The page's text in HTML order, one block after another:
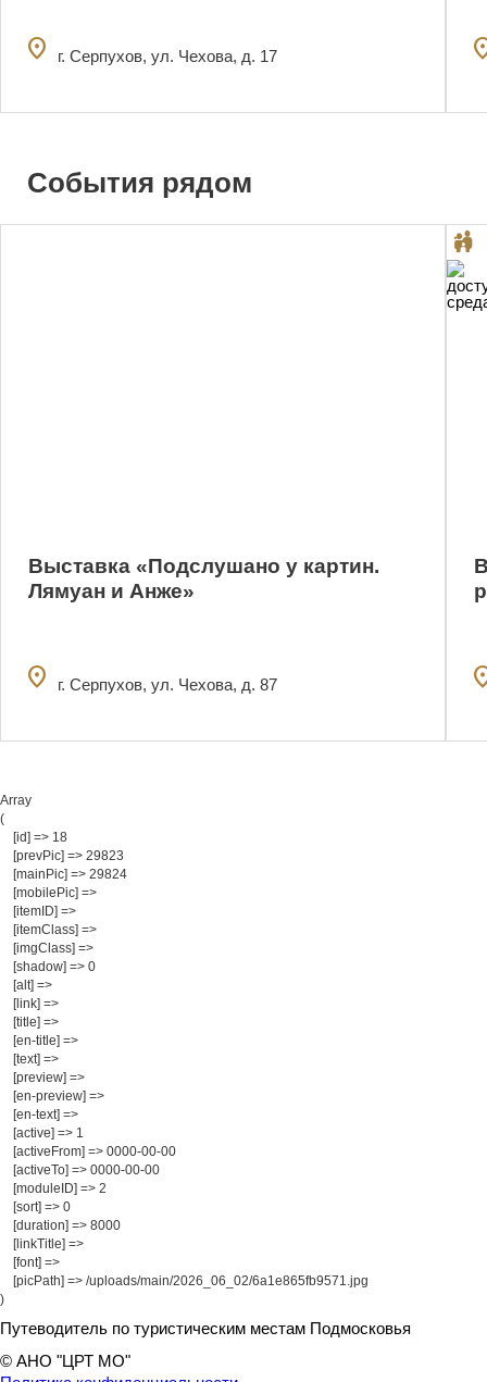
location_on г. Серпухов, ул. Чехова, д. 17
События рядом
Выставка «Подслушано у картин.
Лямуан и Анже»
location_on г. Серпухов, ул. Чехова, д. 87
Array
(
    [id] => 18
    [prevPic] => 29823
    [mainPic] => 29824
    [mobilePic] =>
    [itemID] =>
    [itemClass] =>
    [imgClass] =>
    [shadow] => 0
    [alt] =>
    [link] =>
    [title] =>
    [en-title] =>
    [text] =>
    [preview] =>
    [en-preview] =>
    [en-text] =>
    [active] => 1
    [activeFrom] => 0000-00-00
    [activeTo] => 0000-00-00
    [moduleID] => 2
    [sort] => 0
    [duration] => 8000
    [linkTitle] =>
    [font] =>
    [picPath] => /uploads/main/2026_06_02/6a1e865fb9571.jpg
Путеводитель по туристическим местам Подмосковья
© АНО "ЦРТ МО"